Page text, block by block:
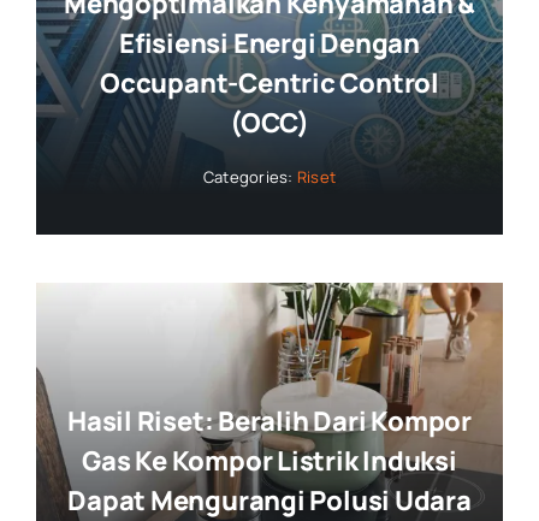
Efisiensi Energi Dengan
Occupant-Centric Control
(OCC)
Categories: Riset
Hasil Riset: Beralih Dari Kompor
Gas Ke Kompor Listrik Induksi
Dapat Mengurangi Polusi Udara